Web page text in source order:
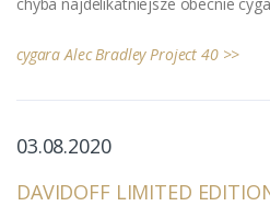
cygara Alec Bradley Project 40 >>
03.08.2020
DAVIDOFF LIMITED